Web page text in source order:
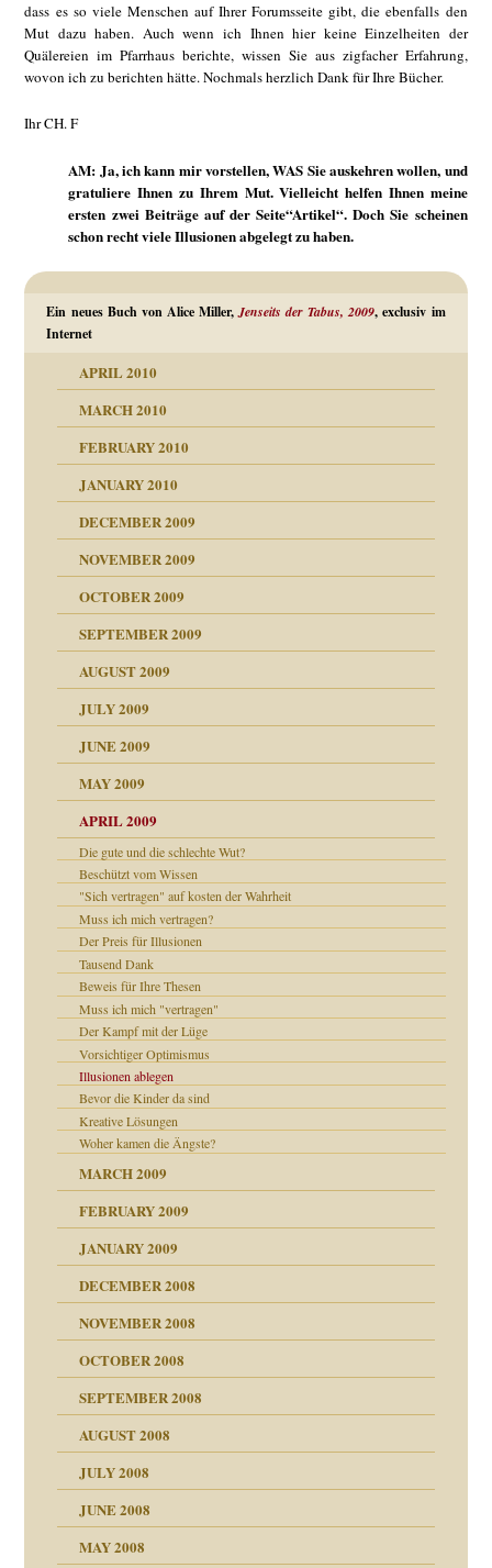
dass es so viele Menschen auf Ihrer Forumsseite gibt, die ebenfalls den
Mut dazu haben. Auch wenn ich Ihnen hier keine Einzelheiten der
Quälereien im Pfarrhaus berichte, wissen Sie aus zigfacher Erfahrung,
wovon ich zu berichten hätte. Nochmals herzlich Dank für Ihre Bücher.
Ihr CH. F
AM: Ja, ich kann mir vorstellen, WAS Sie auskehren wollen, und
gratuliere Ihnen zu Ihrem Mut. Vielleicht helfen Ihnen meine
ersten zwei Beiträge auf der Seite“Artikel“. Doch Sie scheinen
schon recht viele Illusionen abgelegt zu haben.
Ein neues Buch von Alice Miller,Jenseits der Tabus, 2009, exclusiv im
Internet
APRIL 2010
MARCH 2010
FEBRUARY 2010
JANUARY 2010
DECEMBER 2009
NOVEMBER 2009
OCTOBER 2009
SEPTEMBER 2009
AUGUST 2009
JULY 2009
JUNE 2009
MAY 2009
APRIL 2009
Die gute und die schlechte Wut?
Beschützt vom Wissen
"Sich vertragen" auf kosten der Wahrheit
Muss ich mich vertragen?
Der Preis für Illusionen
Tausend Dank
Beweis für Ihre Thesen
Muss ich mich "vertragen"
Der Kampf mit der Lüge
Vorsichtiger Optimismus
Illusionen ablegen
Bevor die Kinder da sind
Kreative Lösungen
Woher kamen die Ängste?
MARCH 2009
FEBRUARY 2009
JANUARY 2009
DECEMBER 2008
NOVEMBER 2008
OCTOBER 2008
SEPTEMBER 2008
AUGUST 2008
JULY 2008
JUNE 2008
MAY 2008